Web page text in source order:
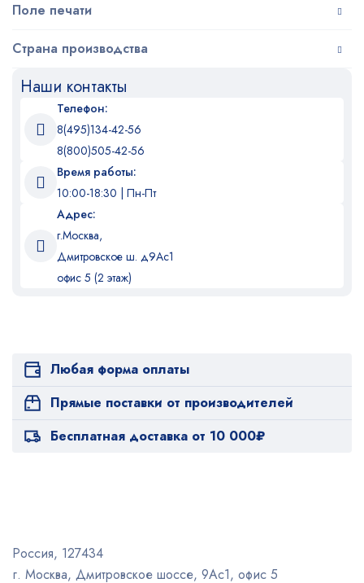
Поле печати
Страна производства
Наши контакты
Телефон:
8(495)134-42-56
8(800)505-42-56
Время работы:
10:00-18:30 | Пн-Пт
Адрес:
г.Москва,
Дмитровское ш. д9Ас1
офис 5 (2 этаж)
Любая форма оплаты
Прямые поставки от производителей
Бесплатная доставка от 10 000₽
Россия, 127434
г. Москва, Дмитровское шоссе, 9Ас1, офис 5